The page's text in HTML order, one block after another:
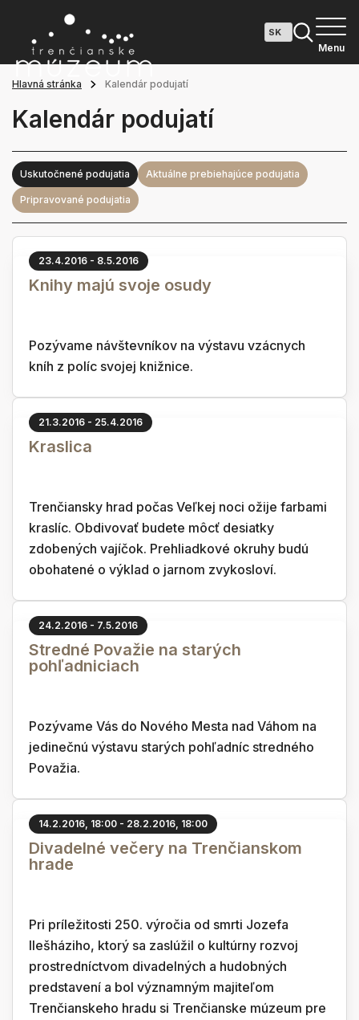
Menu
Hlavná stránka Kalendár podujatí
Kalendár podujatí
Uskutočnené podujatia Aktuálne prebiehajúce podujatia
Pripravované podujatia
23.4.2016 - 8.5.2016
Knihy majú svoje osudy
Pozývame návštevníkov na výstavu vzácnych
kníh z políc svojej knižnice.
21.3.2016 - 25.4.2016
Kraslica
Trenčiansky hrad počas Veľkej noci ožije farbami
kraslíc. Obdivovať budete môcť desiatky
zdobených vajíčok. Prehliadkové okruhy budú
obohatené o výklad o jarnom zvykosloví.
24.2.2016 - 7.5.2016
Stredné Považie na starých
pohľadniciach
Pozývame Vás do Nového Mesta nad Váhom na
jedinečnú výstavu starých pohľadníc stredného
Považia.
14.2.2016, 18:00 - 28.2.2016, 18:00
Divadelné večery na Trenčianskom
hrade
Pri príležitosti 250. výročia od smrti Jozefa
Ilešháziho, ktorý sa zaslúžil o kultúrny rozvoj
prostredníctvom divadelných a hudobných
predstavení a bol významným majiteľom
Trenčianskeho hradu si Trenčianske múzeum pre